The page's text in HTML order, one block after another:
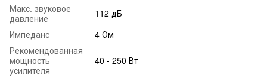
Макс. звуковое
давление
112 дБ
Импеданс
4 Ом
Рекомендованная
мощность
усилителя
40 - 250 Вт